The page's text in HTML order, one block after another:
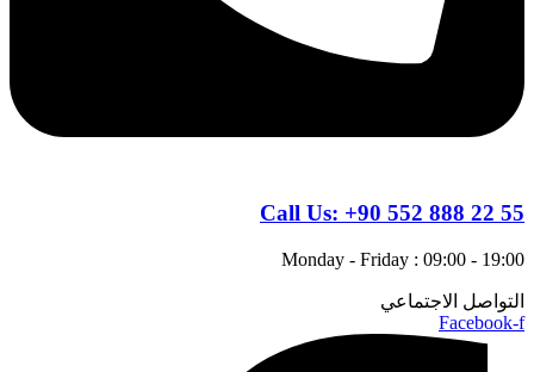
Call Us: +90 552 888 22 55
Monday - Friday : 09:00 - 19:00
التواصل الاجتماعي
Facebook-f